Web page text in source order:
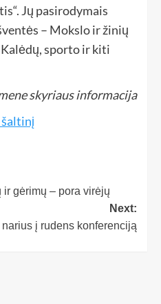
Jų pasirodymais
– Mokslo ir žinių
sporto ir kiti
skyriaus informacija
gėrimų – pora virėjų
Next:
į rudens konferenciją